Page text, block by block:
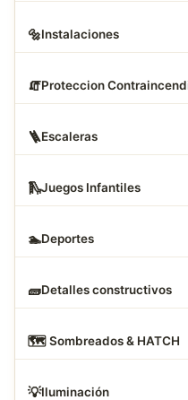
🔩Instalaciones
🧯Proteccion
🪜Escaleras
🛝Juegos Infantiles
🏊Deportes
🧱Detalles constructivos
🗺️ Sombreados & HATCH
💡Iluminación